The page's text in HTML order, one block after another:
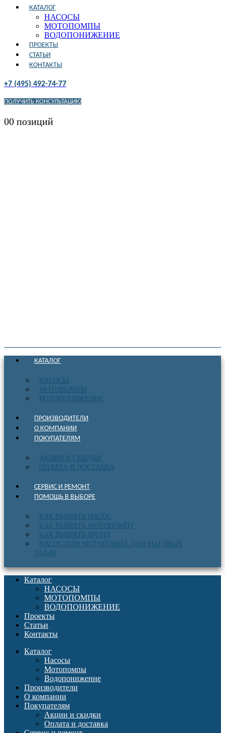
КАТАЛОГ
НАСОСЫ
МОТОПОМПЫ
ВОДОПОНИЖЕНИЕ
ПРОЕКТЫ
СТАТЬИ
КОНТАКТЫ
+7 (495) 492-74-77
ПОЛУЧИТЬ КОНСУЛЬТАЦИЮ
00 позиций
КАТАЛОГ
НАСОСЫ
МОТОПОМПЫ
ВОДОПОНИЖЕНИЕ
ПРОИЗВОДИТЕЛИ
О КОМПАНИИ
ПОКУПАТЕЛЯМ
АКЦИИ И СКИДКИ
ОПЛАТА И ДОСТАВКА
СЕРВИС И РЕМОНТ
ПОМОЩЬ В ВЫБОРЕ
КАК ВЫБРАТЬ НАСОС
КАК ВЫБРАТЬ МОТОПОМПУ
КАК ВЫБРАТЬ БРЕНД
НАСОС ИЛИ МОТОПОМПА ДЛЯ БЫТОВЫХ
ЗАДАЧ
Каталог
НАСОСЫ
МОТОПОМПЫ
ВОДОПОНИЖЕНИЕ
Проекты
Статьи
Контакты
Каталог
Насосы
Мотопомпы
Водопонижение
Производители
О компании
Покупателям
Акции и скидки
Оплата и доставка